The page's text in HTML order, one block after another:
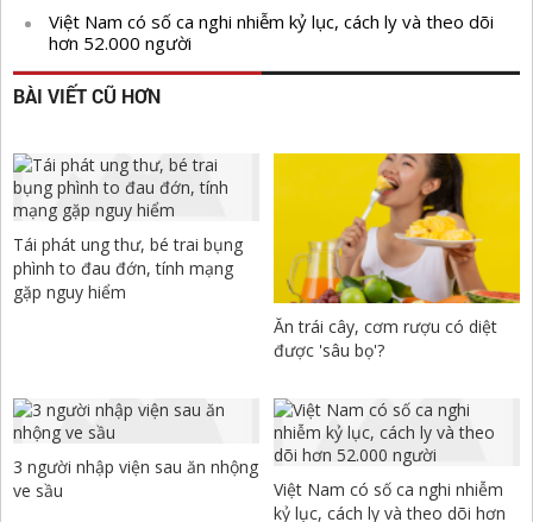
Việt Nam có số ca nghi nhiễm kỷ lục, cách ly và theo dõi
hơn 52.000 người
BÀI VIẾT CŨ HƠN
Tái phát ung thư, bé trai bụng
phình to đau đớn, tính mạng
gặp nguy hiểm
Ăn trái cây, cơm rượu có diệt
được 'sâu bọ'?
3 người nhập viện sau ăn nhộng
ve sầu
Việt Nam có số ca nghi nhiễm
kỷ lục, cách ly và theo dõi hơn